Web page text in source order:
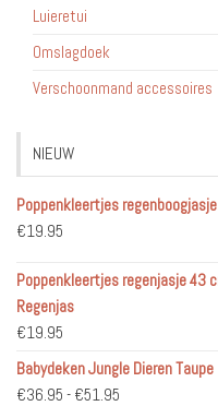
Luieretui
Omslagdoek
Verschoonmand accessoires
NIEUW
Poppenkleertjes
€19.95
Poppenkleertjes regenjasje 43
Regenjas
€19.95
Babydeken Jungle Dieren Taupe
€36.95 - €51.95